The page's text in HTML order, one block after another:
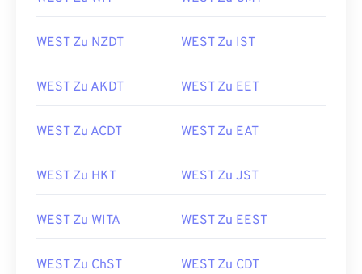
WEST Zu NZDT WEST Zu IST
WEST Zu AKDT WEST Zu EET
WEST Zu ACDT WEST Zu EAT
WEST Zu HKT WEST Zu JST
WEST Zu WITA WEST Zu EEST
WEST Zu ChST WEST Zu CDT